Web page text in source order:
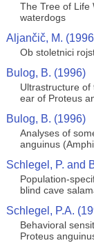
The Tree of Life
waterdogs
Aljančič, M.
Ob stoletnici
Bulog, B. (1996)
Ultrastructure
ear of Proteus
Bulog, B. (1996)
Analyses of
anguinus
Schlegel, P. and
Population-
blind cave
Schlegel, P.A.
Behavioral
Proteus